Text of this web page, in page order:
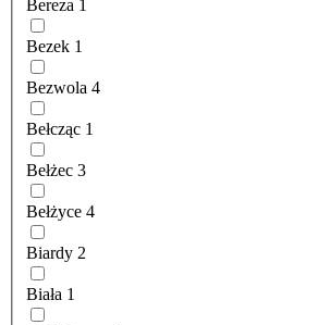
Bereza 1
Bezek 1
Bezwola 4
Bełcząc 1
Bełżec 3
Bełżyce 4
Biardy 2
Biała 1